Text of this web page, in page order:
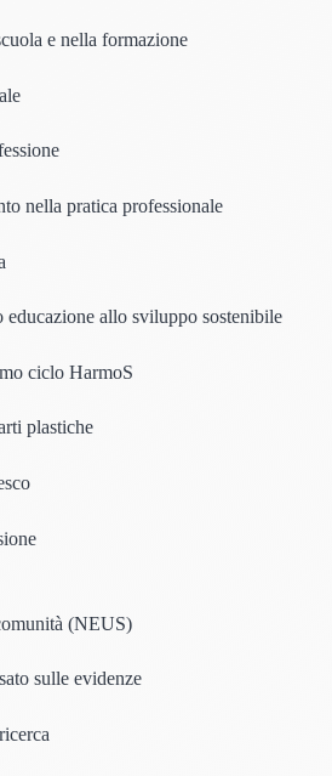
e nella formazione
nella pratica professionale
allo sviluppo sostenibile
ciclo HarmoS
plastiche
(NEUS)
sulle evidenze